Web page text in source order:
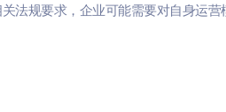
规要求，企业可能需要对自身运营